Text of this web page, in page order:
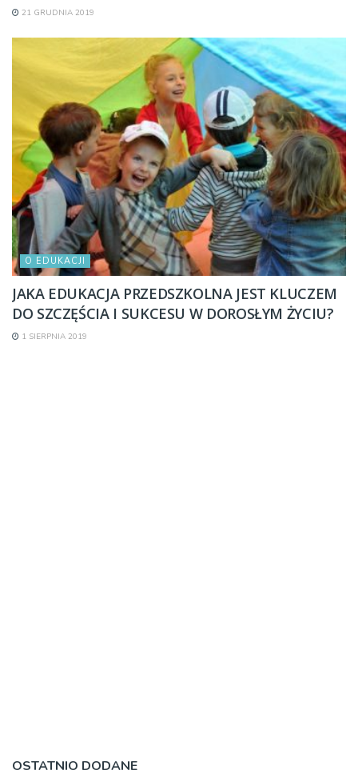
21 GRUDNIA 2019
O EDUKACJI
JAKA EDUKACJA PRZEDSZKOLNA JEST KLUCZEM
DO SZCZĘŚCIA I SUKCESU W DOROSŁYM ŻYCIU?
1 SIERPNIA 2019
OSTATNIO DODANE